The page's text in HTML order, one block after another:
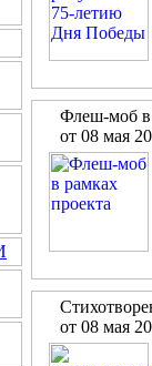
Флеш-моб в
от 08 мая
от 08 мая